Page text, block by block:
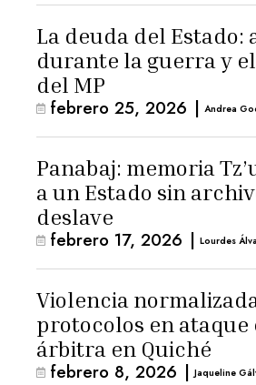
La deuda del Estado:
durante la guerra y
del MP
febrero 25, 2026 | Andrea
Panabaj: memoria
a un Estado sin
deslave
febrero 17, 2026 | Lourdes
Violencia
protocolos en ataque
árbitra en Quiché
febrero 8, 2026 | Jaqueline